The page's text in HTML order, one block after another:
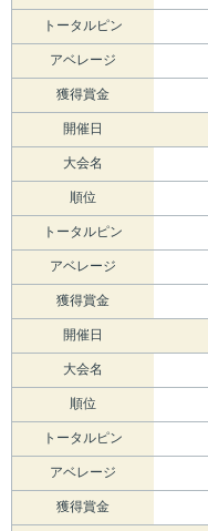
トータルピン
アベレージ
獲得賞金
開催日
大会名
順位
トータルピン
アベレージ
獲得賞金
開催日
大会名
順位
トータルピン
アベレージ
獲得賞金